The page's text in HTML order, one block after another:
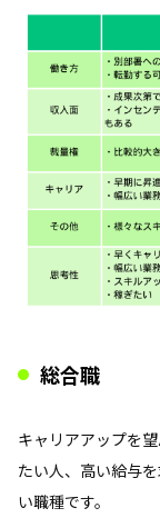
総合職
キャリアアップを
たい人、高い給与
い職種です。